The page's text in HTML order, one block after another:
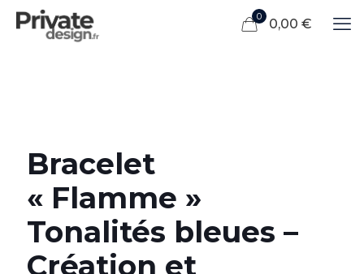
0 0,00 €
Bracelet
« Flamme »
Tonalités bleues –
Création et